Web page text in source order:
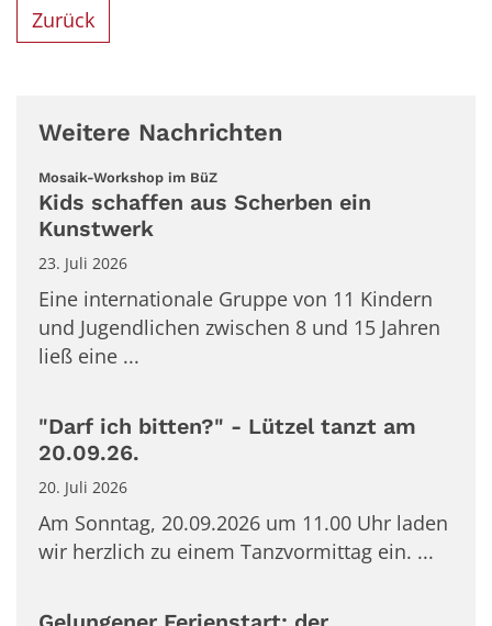
Zurück
Weitere Nachrichten
Mosaik-Workshop im BüZ:
Kids schaffen aus Scherben ein
Kunstwerk
23. Juli 2026
Eine internationale Gruppe von 11 Kindern
und Jugendlichen zwischen 8 und 15 Jahren
ließ eine ...
"Darf ich bitten?" - Lützel tanzt am
20.09.26.
20. Juli 2026
Am Sonntag, 20.09.2026 um 11.00 Uhr laden
wir herzlich zu einem Tanzvormittag ein. ...